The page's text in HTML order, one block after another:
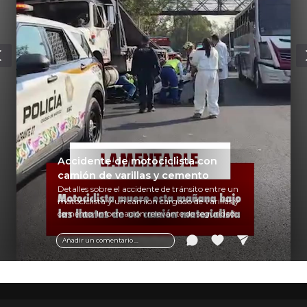
Añadir un comentario ...
Accidente de motociclista con
camión de varillas y cemento
Detalles sobre el accidente de tránsito entre un
motociclista y un camión cargado de varillas y
cemento. Información relevante de seguridad
vial y recomendaciones para motociclistas.